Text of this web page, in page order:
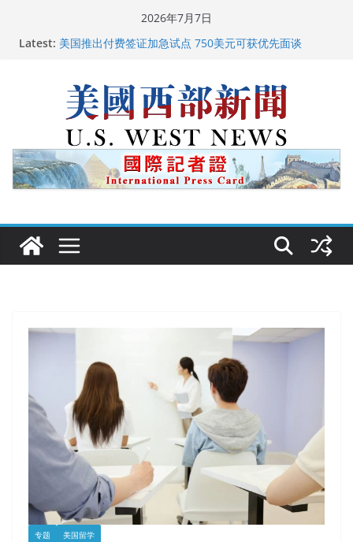
2026年7月7日
Latest: 广州市沉香协会会长周天明：让沉香有序走向世界
美国人
美国最高法院维持“出生公民权” : 出生在美国就是美国
人！
中国驻美国大使谢锋邀请美国老教师罗纳德·萨科尔斯基
再次访华
专题 美国留学